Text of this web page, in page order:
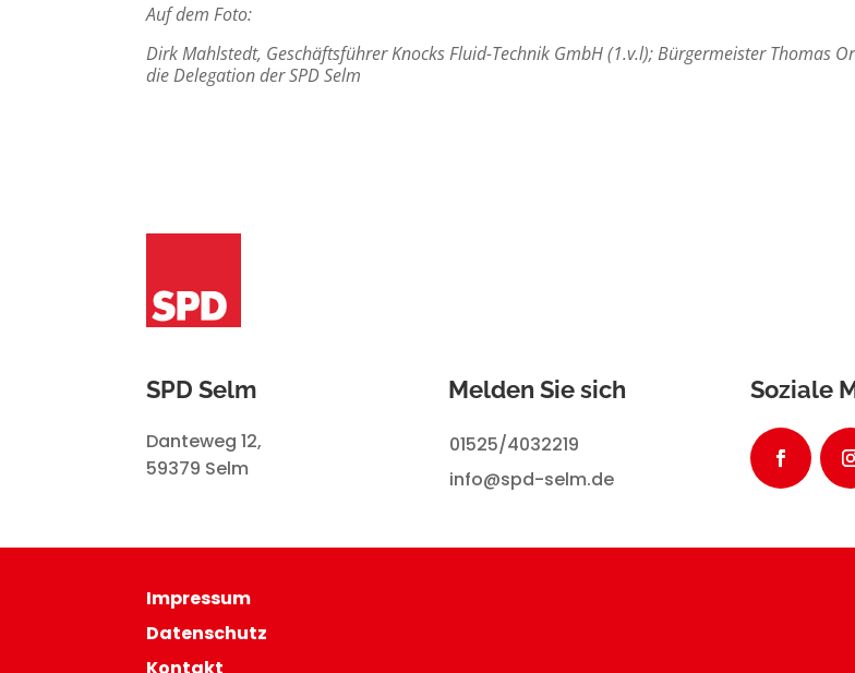
Auf dem Foto:
Dirk Mahlstedt, Geschäftsführer Knocks Fluid-Technik GmbH (1.v.l); Bürgermeister Thomas
die Delegation der SPD Selm
SPD Selm
Danteweg 12,
59379 Selm
Melden Sie sich
01525/4032219
info@spd-selm.de
Soziale
Impressum
Datenschutz